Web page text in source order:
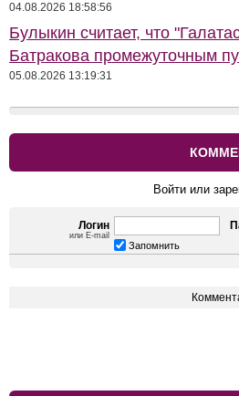
04.08.2026 18:58:56
Булыкин считает, что
Батракова промежуточным
05.08.2026 13:19:31
Войти или
Логин
или E-mail
Запомнить